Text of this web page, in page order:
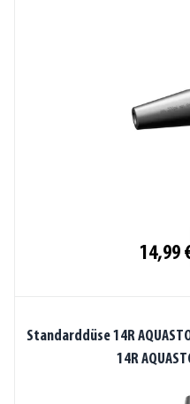
14,99
Standarddüse 14R
14R